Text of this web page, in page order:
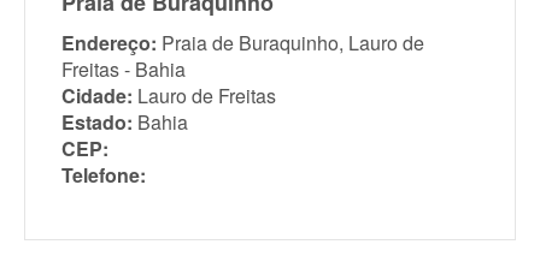
Endereço: Praia de Buraquinho, Lauro de
Freitas - Bahia
Cidade: Lauro de Freitas
Estado: Bahia
CEP:
Telefone: